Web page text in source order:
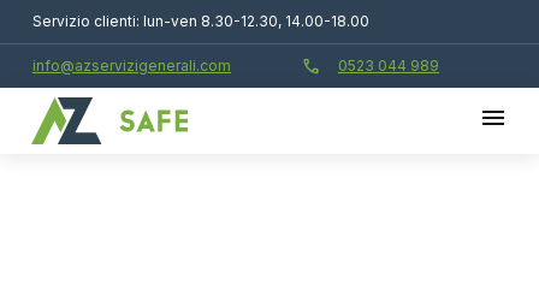
Servizio clienti: lun-ven 8.30-12.30, 14.00-18.00
info@azservizigenerali.com call 0523 044 989